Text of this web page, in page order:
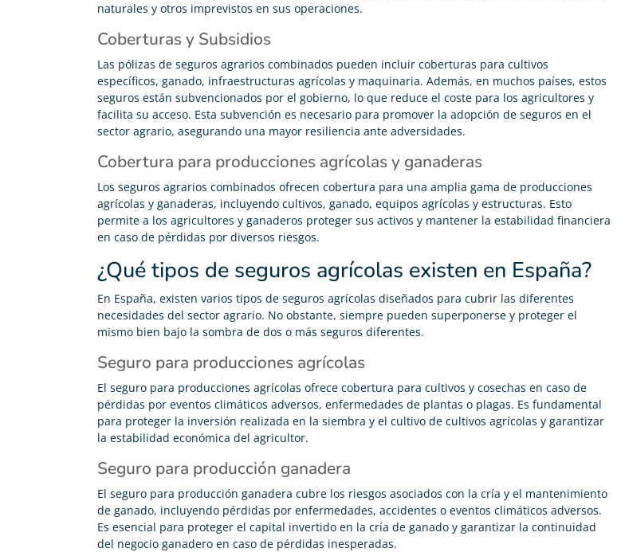
naturales y otros imprevistos en sus operaciones.
Coberturas y Subsidios
Las pólizas de seguros agrarios combinados pueden incluir coberturas para cultivos
específicos, ganado, infraestructuras agrícolas y maquinaria. Además, en muchos países, estos
seguros están subvencionados por el gobierno, lo que reduce el coste para los agricultores y
facilita su acceso. Esta subvención es necesario para promover la adopción de seguros en el
sector agrario, asegurando una mayor resiliencia ante adversidades.
Cobertura para producciones agrícolas y ganaderas
Los seguros agrarios combinados ofrecen cobertura para una amplia gama de producciones
agrícolas y ganaderas, incluyendo cultivos, ganado, equipos agrícolas y estructuras. Esto
permite a los agricultores y ganaderos proteger sus activos y mantener la estabilidad financiera
en caso de pérdidas por diversos riesgos.
¿Qué tipos de seguros agrícolas existen en España?
En España, existen varios tipos de seguros agrícolas diseñados para cubrir las diferentes
necesidades del sector agrario. No obstante, siempre pueden superponerse y proteger el
mismo bien bajo la sombra de dos o más seguros diferentes.
Seguro para producciones agrícolas
El seguro para producciones agrícolas ofrece cobertura para cultivos y cosechas en caso de
pérdidas por eventos climáticos adversos, enfermedades de plantas o plagas. Es fundamental
para proteger la inversión realizada en la siembra y el cultivo de cultivos agrícolas y garantizar
la estabilidad económica del agricultor.
Seguro para producción ganadera
El seguro para producción ganadera cubre los riesgos asociados con la cría y el mantenimiento
de ganado, incluyendo pérdidas por enfermedades, accidentes o eventos climáticos adversos.
Es esencial para proteger el capital invertido en la cría de ganado y garantizar la continuidad
del negocio ganadero en caso de pérdidas inesperadas.
Carolina Garcés
Me he pasado de mi antigua compañía y ahora pago
200€ menos en mi seguro de vida
He podido rebajar el precio de mi seguro de vida un
70%, realmente cumple con lo que dicen